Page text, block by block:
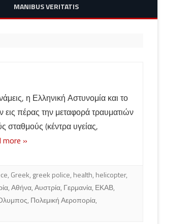
MANIBUS VERITATIS
η Ελληνική Αστυνομία και το
εις πέρας την μεταφορά τραυματιών
σταθμούς (κέντρα υγείας,
more »
, Greek, greek police, health, helicopter,
,Αθήνα,Αυστρία, Γερμανία, ΕΚΑΒ,
, Πολεμική Αεροπορία,